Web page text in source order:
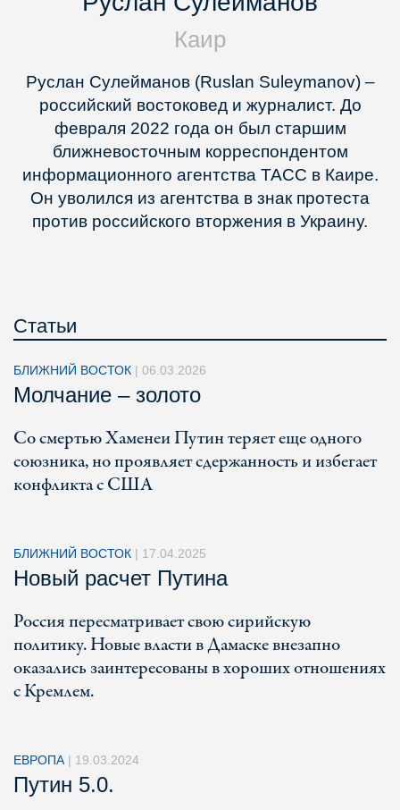
Каир
Руслан Сулейманов (Ruslan Suleymanov) –
российский востоковед и журналист. До
февраля 2022 года он был старшим
ближневосточным корреспондентом
информационного агентства ТАСС в Каире.
Он уволился из агентства в знак протеста
против российского вторжения в Украину.
Статьи
БЛИЖНИЙ ВОСТОК | 06.03.2026
Молчание – золото
Со смертью Хаменеи Путин теряет еще одного
союзника, но проявляет сдержанность и избегает
конфликта с США
БЛИЖНИЙ ВОСТОК | 17.04.2025
Новый расчет Путина
Россия пересматривает свою сирийскую
политику. Новые власти в Дамаске внезапно
оказались заинтересованы в хороших отношениях
с Кремлем.
ЕВРОПА | 19.03.2024
Путин 5.0.